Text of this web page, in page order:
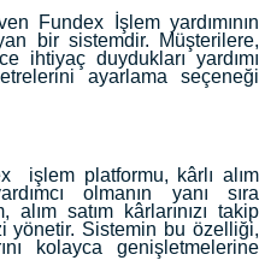
Fundex İşlem yardımının
bir sistemdir. Müşterilere,
ihtiyaç duydukları yardımı
ayarlama seçeneği
işlem platformu, kârlı alım
olmanın yanı sıra
satım kârlarınızı takip
yönetir. Sistemin bu özelliği,
kolayca genişletmelerine